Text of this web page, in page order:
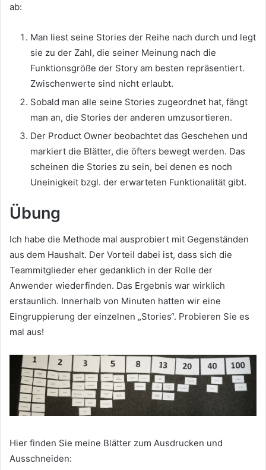
ab:
Man liest seine Stories der Reihe nach durch und legt
sie zu der Zahl, die seiner Meinung nach die
Funktionsgröße der Story am besten repräsentiert.
Zwischenwerte sind nicht erlaubt.
Sobald man alle seine Stories zugeordnet hat, fängt
man an, die Stories der anderen umzusortieren.
Der Product Owner beobachtet das Geschehen und
markiert die Blätter, die öfters bewegt werden. Das
scheinen die Stories zu sein, bei denen es noch
Uneinigkeit bzgl. der erwarteten Funktionalität gibt.
Übung
Ich habe die Methode mal ausprobiert mit Gegenständen
aus dem Haushalt. Der Vorteil dabei ist, dass sich die
Teammitglieder eher gedanklich in der Rolle der
Anwender wiederfinden. Das Ergebnis war wirklich
erstaunlich. Innerhalb von Minuten hatten wir eine
Eingruppierung der einzelnen „Stories“. Probieren Sie es
mal aus!
Hier finden Sie meine Blätter zum Ausdrucken und
Ausschneiden: